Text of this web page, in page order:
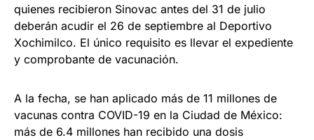
quienes recibieron Sinovac antes del 31 de julio
deberán acudir el 26 de septiembre al Deportivo
Xochimilco. El único requisito es llevar el expediente
y comprobante de vacunación.
A la fecha, se han aplicado más de 11 millones de
vacunas contra COVID-19 en la Ciudad de México:
más de 6.4 millones han recibido una dosis